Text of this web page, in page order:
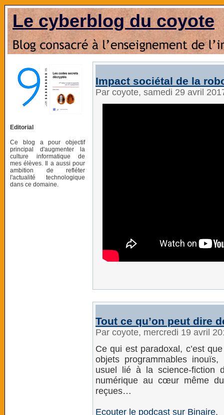
Le cyberblog du coyote
Editorial
Ce blog a pour objectif
principal d'augmenter la
culture informatique de
mes élèves. Il a aussi pour
ambition de refléter
l'actualité technologique
dans ce domaine.
Impact sociétal de la
Par coyote, samedi 29 avril
Tout ce qu’on peut dire
Par coyote, mercredi 19 avril
Ce qui est paradoxal, c’est
objets programmables
usuel lié à la science-fiction
numérique au cœur même
reçues…
Ecouter le podcast sur Binaire.